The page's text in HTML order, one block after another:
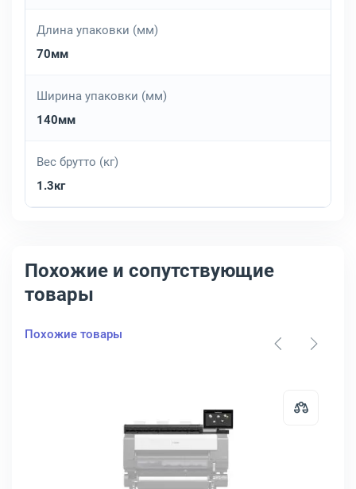
Длина упаковки (мм)
70мм
Ширина упаковки (мм)
140мм
Вес брутто (кг)
1.3кг
Похожие и сопутствующие
товары
Похожие товары
WorkForce DS-1630 A4, B11B239401Открыть товар: Сканер